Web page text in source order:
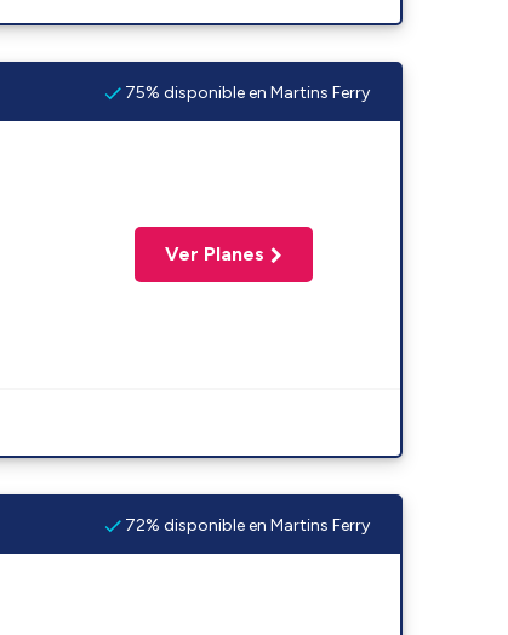
75% disponible en Martins Ferry
Ver Planes
72% disponible en Martins Ferry